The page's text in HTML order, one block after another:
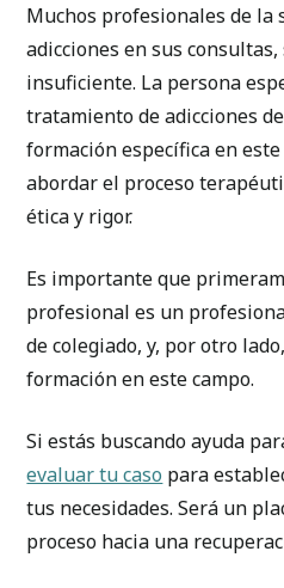
Muchos profesionales de
adicciones en sus
insuficiente. La persona
tratamiento de adicciones
formación específica en
abordar el proceso
ética y rigor.
Es importante que
profesional es un
de colegiado, y, por otro
formación en este campo.
Si estás buscando ayuda
evaluar tu caso para
tus necesidades. Será un
proceso hacia una